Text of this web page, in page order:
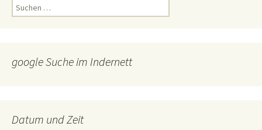
Suchen
nach:
google Suche im Indernett
Datum und Zeit